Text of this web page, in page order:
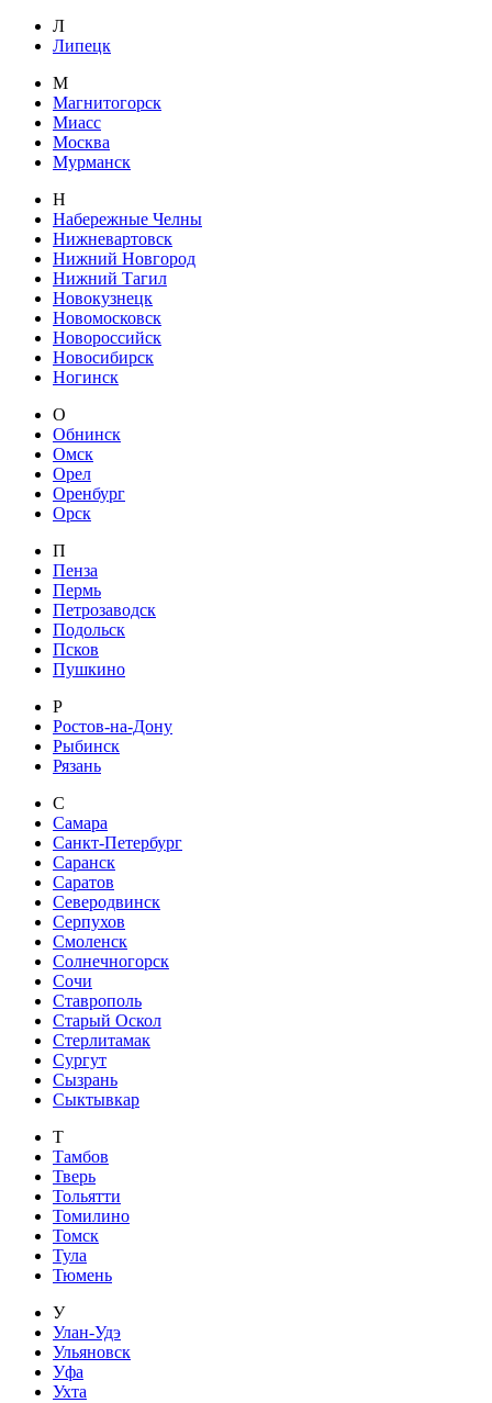
Л
Липецк
М
Магнитогорск
Миасс
Москва
Мурманск
Н
Набережные Челны
Нижневартовск
Нижний Новгород
Нижний Тагил
Новокузнецк
Новомосковск
Новороссийск
Новосибирск
Ногинск
О
Обнинск
Омск
Орел
Оренбург
Орск
П
Пенза
Пермь
Петрозаводск
Подольск
Псков
Пушкино
Р
Ростов-на-Дону
Рыбинск
Рязань
С
Самара
Санкт-Петербург
Саранск
Саратов
Северодвинск
Серпухов
Смоленск
Солнечногорск
Сочи
Ставрополь
Старый Оскол
Стерлитамак
Сургут
Сызрань
Сыктывкар
Т
Тамбов
Тверь
Тольятти
Томилино
Томск
Тула
Тюмень
У
Улан-Удэ
Ульяновск
Уфа
Ухта